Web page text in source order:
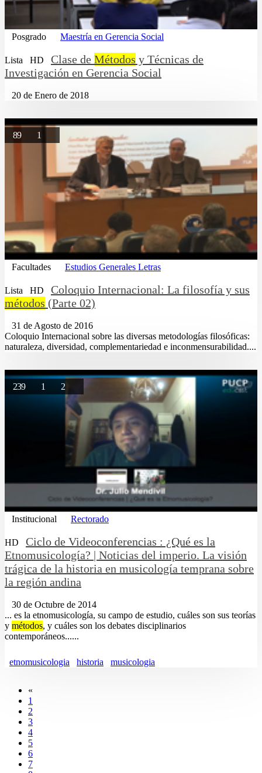
Posgrado Maestría en Gerencia Social
Lista HD Clase de Métodos y Técnicas de
Investigación en Gerencia Social
20 de Enero de 2018
89 1
Facultades Estudios Generales Letras
Lista HD
Coloquio Internacional: La filosofía y sus
métodos (Parte 02)
31 de Agosto de 2016
Coloquio Internacional sobre las diversas metodologías filosóficas:
naturaleza, diversidad, complementariedad e inconmensurabilidad....
239 1 2
Institucional Rectorado
HD
Ciclo de Videoconferencias : ¿Qué es la
Etnomusicología? | Noticias del imperio. La visión
trágica de la historia en musicología temprana sobre
la región andina
30 de Octubre de 2014
... es la etnomusicología, su campo de estudio, cuáles son sus teorías
y métodos, y cuáles son los debates disciplinarios
contemporáneos......
etnomusicologia historia musicologia
«
1
2
3
4
5
6
7